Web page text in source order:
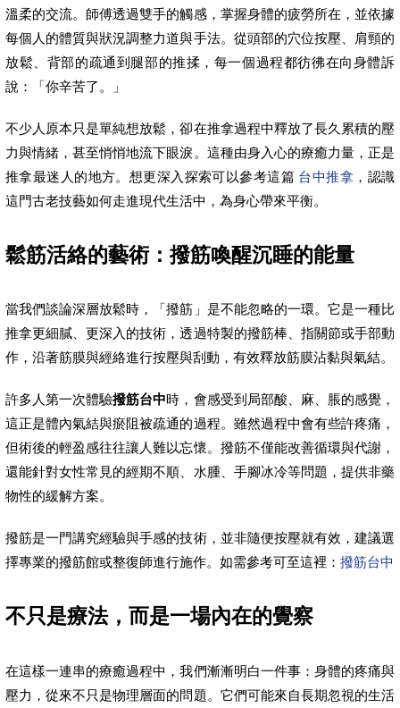
溫柔的交流。師傅透過雙手的觸感，掌握身體的疲勞所在，並依據
每個人的體質與狀況調整力道與手法。從頭部的穴位按壓、肩頸的
放鬆、背部的疏通到腿部的推揉，每一個過程都彷彿在向身體訴
說：「你辛苦了。」
不少人原本只是單純想放鬆，卻在推拿過程中釋放了長久累積的壓
力與情緒，甚至悄悄地流下眼淚。這種由身入心的療癒力量，正是
推拿最迷人的地方。想更深入探索可以參考這篇 台中推拿 ，認識
這門古老技藝如何走進現代生活中，為身心帶來平衡。
鬆筋活絡的藝術：撥筋喚醒沉睡的能量
當我們談論深層放鬆時，「撥筋」是不能忽略的一環。它是一種比
推拿更細膩、更深入的技術，透過特製的撥筋棒、指關節或手部動
作，沿著筋膜與經絡進行按壓與刮動，有效釋放筋膜沾黏與氣結。
許多人第一次體驗撥筋台中時，會感受到局部酸、麻、脹的感覺，
這正是體內氣結與瘀阻被疏通的過程。雖然過程中會有些許疼痛，
但術後的輕盈感往往讓人難以忘懷。撥筋不僅能改善循環與代謝，
還能針對女性常見的經期不順、水腫、手腳冰冷等問題，提供非藥
物性的緩解方案。
撥筋是一門講究經驗與手感的技術，並非隨便按壓就有效，建議選
擇專業的撥筋館或整復師進行施作。如需參考可至這裡： 撥筋台中
不只是療法，而是一場內在的覺察
在這樣一連串的療癒過程中，我們漸漸明白一件事：身體的疼痛與
壓力，從來不只是物理層面的問題。它們可能來自長期忽視的生活